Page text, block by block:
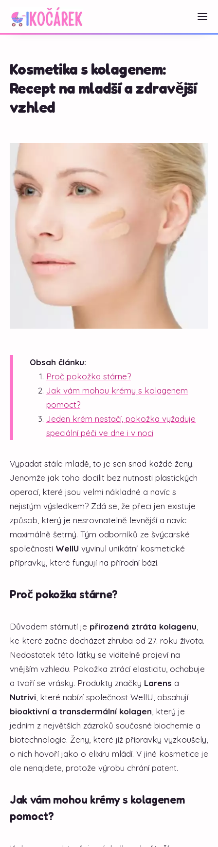
Kosmetika s kolagenem:
Recept na mladší a zdravější
vzhled
Obsah článku:
Proč pokožka stárne?
Jak vám mohou krémy s kolagenem
pomoct?
Jeden krém nestačí, pokožka vyžaduje
speciální péči ve dne i v noci
Vypadat stále mladě, to je sen snad každé ženy.
Jenomže jak toho docílit bez nutnosti plastických
operací, které jsou velmi nákladné a navíc s
nejistým výsledkem? Zdá se, že přeci jen existuje
způsob, který je nesrovnatelně levnější a navíc
maximálně šetrný. Tým odborníků ze švýcarské
společnosti WellU vyvinul unikátní kosmetické
přípravky, které fungují na přírodní bázi.
Proč pokožka stárne?
Důvodem stárnutí je přirozená ztráta kolagenu,
ke které začne docházet zhruba od 27. roku života.
Nedostatek této látky se viditelně projeví na
vnějším vzhledu. Pokožka ztrácí elasticitu, ochabuje
a tvoří se vrásky. Produkty značky Larens a
Nutrivi, které nabízí společnost WellU, obsahují
bioaktivní a transdermální kolagen, který je
jedním z největších zázraků současné biochemie a
biotechnologie. Ženy, které již přípravky vyzkoušely,
o nich hovoří jako o elixíru mládí. V jiné kosmetice je
ale nenajdete, protože výrobu chrání patent.
Jak vám mohou krémy s kolagenem
pomoct?